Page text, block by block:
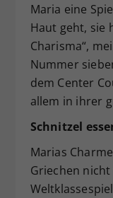
Maria eine
Haut geht, sie
Charisma“,
Nummer
dem Center
allem in ihrer
Schnitzel
Marias
Griechen